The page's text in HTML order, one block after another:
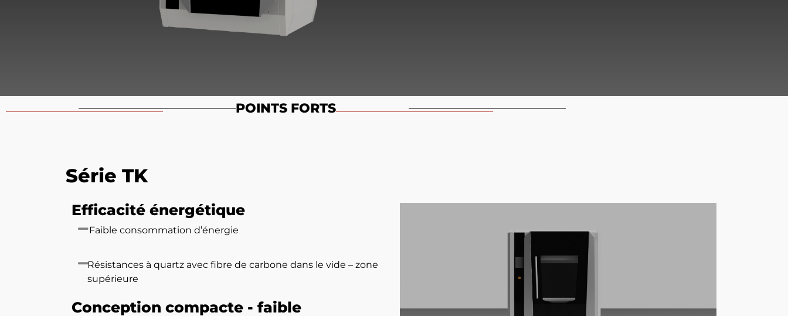
POINTS FORTS
Série TK
Efficacité énergétique
Faible consommation d’énergie
Résistances à quartz avec fibre de carbone dans le vide – zone
supérieure
Conception compacte - faible